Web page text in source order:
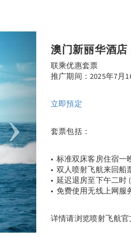
澳门新丽华酒店
联乘优惠套票
推广期间：2025年7月
立即預定
套票包括：
• 标准双床客房住宿一
• 双人喷射飞航来回船
• 延迟退房至下午二时
• 免费使用无线上网服
详情请浏览喷射飞航官